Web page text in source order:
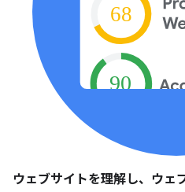
ウェブサイトを理解し、ウェ